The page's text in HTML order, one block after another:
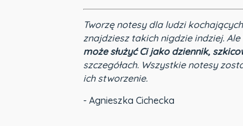
Tworzę notesy dla ludzi
znajdziesz takich nigdzie indziej.
może służyć Ci jako dziennik,
szczegółach. Wszystkie notesy
ich stworzenie.
- Agnieszka Cichecka